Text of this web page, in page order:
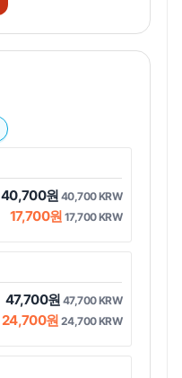
40,700원 40,700 KRW
17,700원 17,700 KRW
47,700원 47,700 KRW
24,700원 24,700 KRW